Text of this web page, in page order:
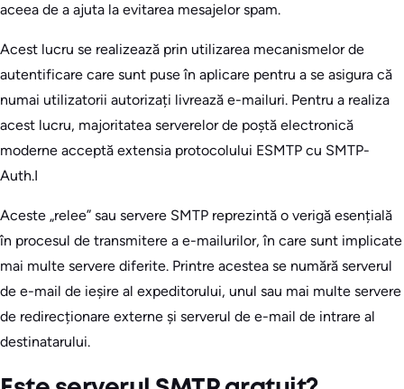
aceea de a ajuta la evitarea mesajelor spam.
Acest lucru se realizează prin utilizarea mecanismelor de
autentificare care sunt puse în aplicare pentru a se asigura că
numai utilizatorii autorizați livrează e-mailuri. Pentru a realiza
acest lucru, majoritatea serverelor de poștă electronică
moderne acceptă extensia protocolului ESMTP cu SMTP-
Auth.I
Aceste „relee” sau servere SMTP reprezintă o verigă esențială
în procesul de transmitere a e-mailurilor, în care sunt implicate
mai multe servere diferite. Printre acestea se numără serverul
de e-mail de ieșire al expeditorului, unul sau mai multe servere
de redirecționare externe și serverul de e-mail de intrare al
destinatarului.